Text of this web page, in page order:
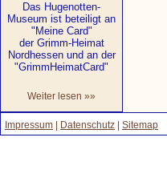
Das Hugenotten-
Museum ist beteiligt an
"Meine Card"
der Grimm-Heimat
Nordhessen und an der
"GrimmHeimatCard"
Weiter lesen »»
Impressum Datenschutz Sitemap